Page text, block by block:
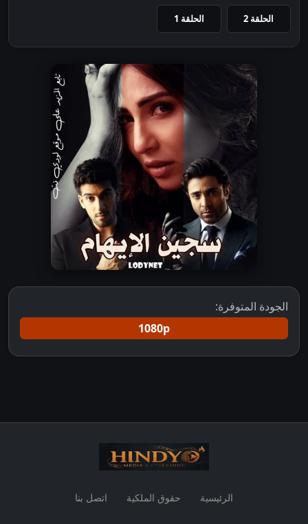
الحلقة 2 الحلقة 1
الجودة المتوفرة:
1080p
الرئيسية حقوق الملكية اتصل بنا